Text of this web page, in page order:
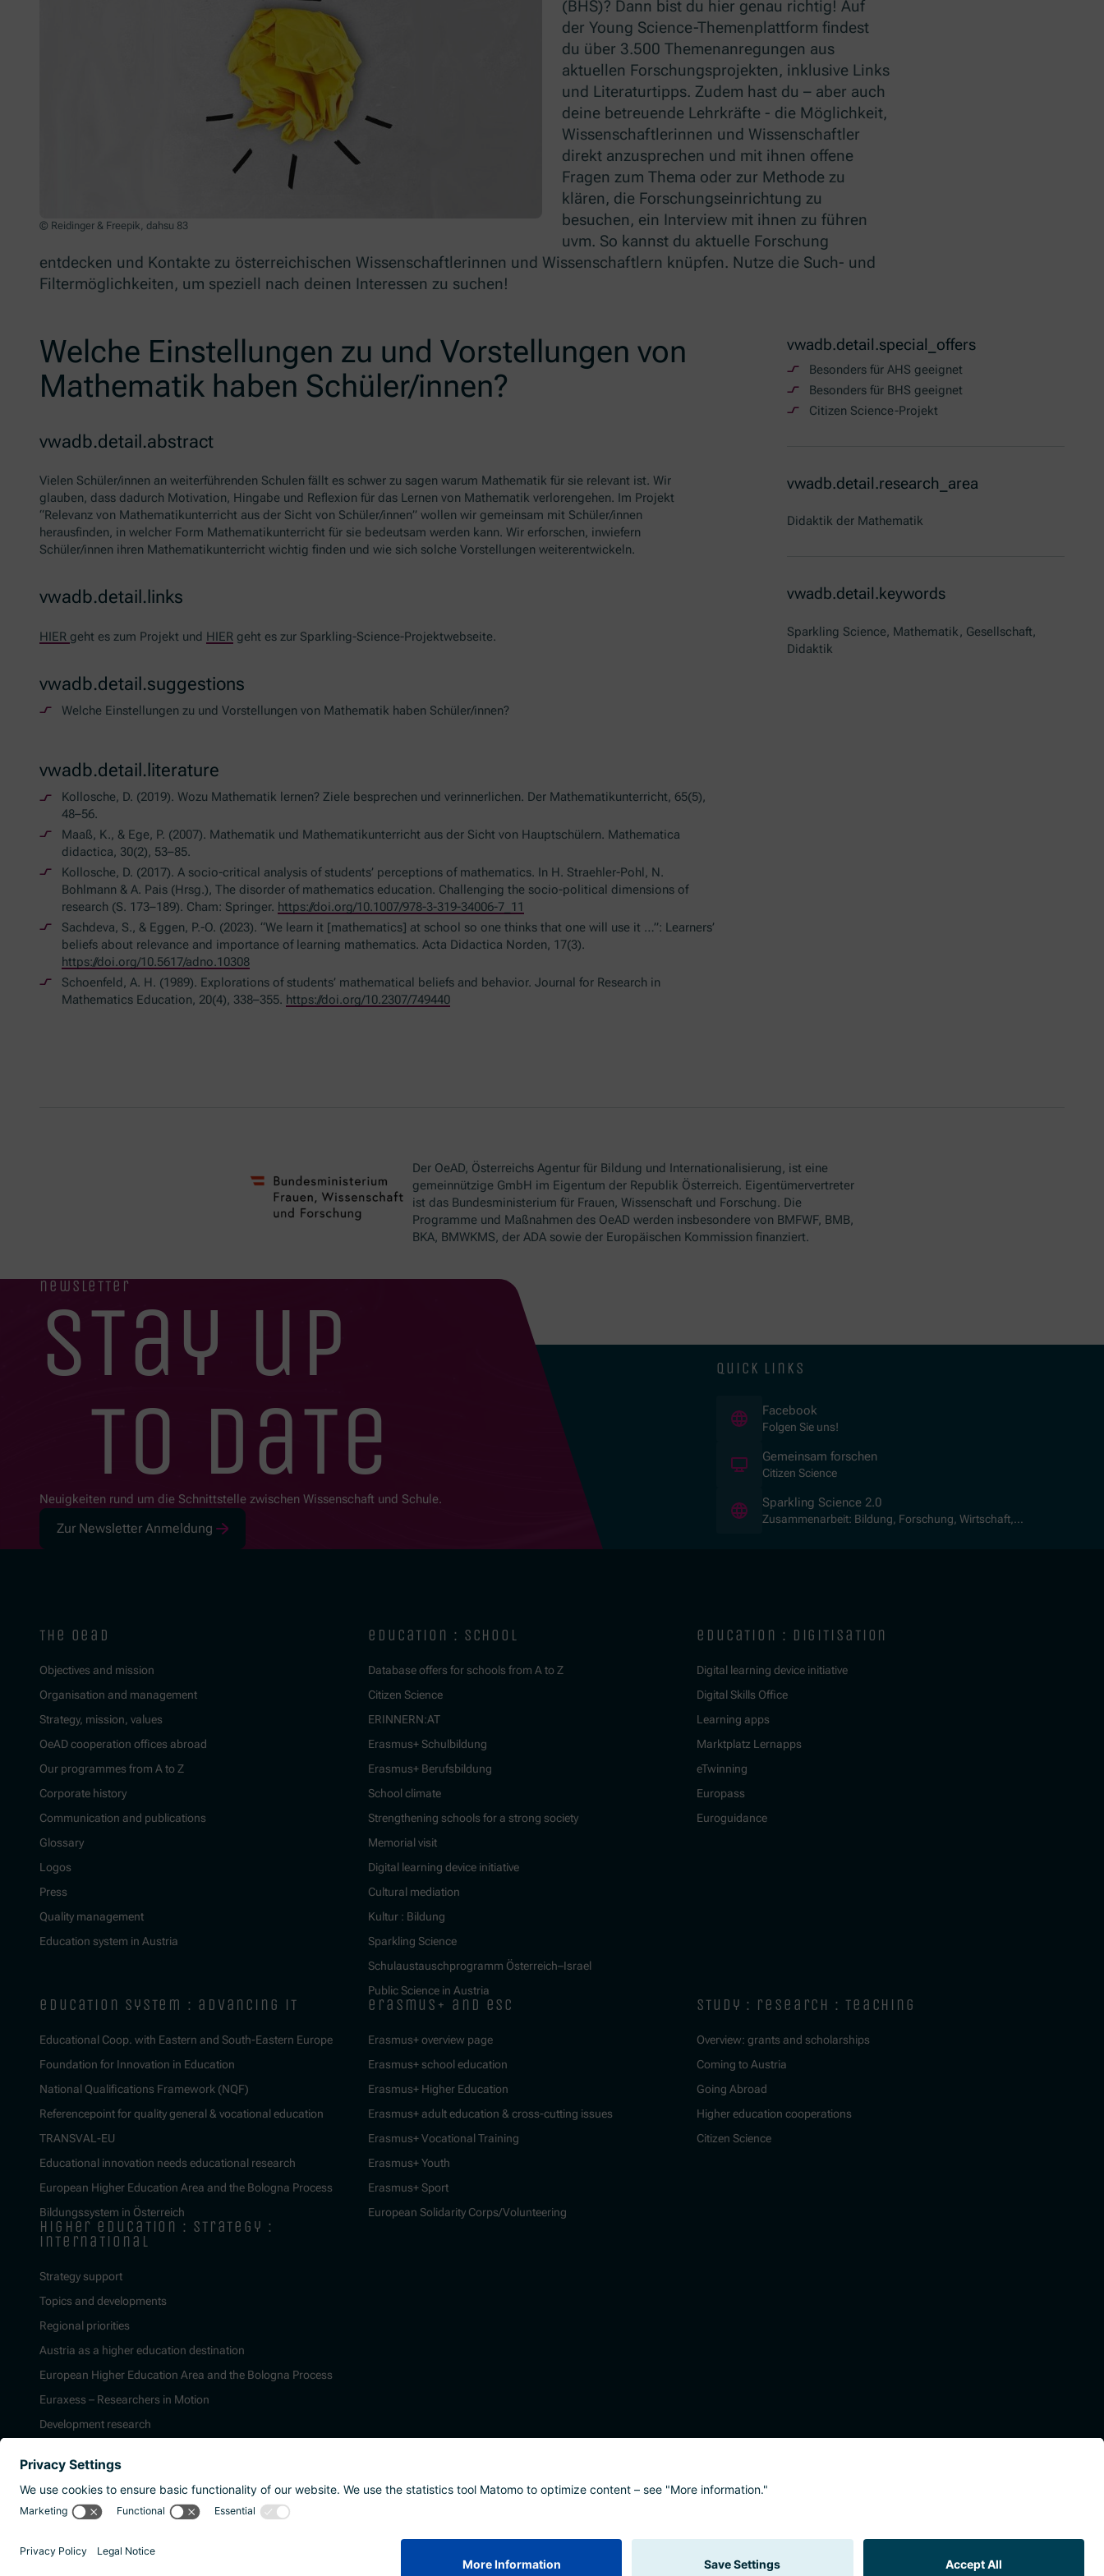
© Reidinger & Freepik, dahsu 83
(BHS)? Dann bist du hier genau richtig! Auf
der Young Science-Themenplattform findest
du über 3.500 Themenanregungen aus
aktuellen Forschungsprojekten, inklusive Links
und Literaturtipps. Zudem hast du – aber auch
deine betreuende Lehrkräfte - die Möglichkeit,
Wissenschaftlerinnen und Wissenschaftler
direkt anzusprechen und mit ihnen offene
Fragen zum Thema oder zur Methode zu
klären, die Forschungseinrichtung zu
besuchen, ein Interview mit ihnen zu führen
uvm. So kannst du aktuelle Forschung
entdecken und Kontakte zu österreichischen Wissenschaftlerinnen und Wissenschaftlern knüpfen. Nutze die Such- und
Filtermöglichkeiten, um speziell nach deinen Interessen zu suchen!
Welche Einstellungen zu und Vorstellungen von
Mathematik haben Schüler/innen?
vwadb.detail.abstract
Vielen Schüler/innen an weiterführenden Schulen fällt es schwer zu sagen warum Mathematik für sie relevant ist. Wir
glauben, dass dadurch Motivation, Hingabe und Reflexion für das Lernen von Mathematik verlorengehen. Im Projekt
“Relevanz von Mathematikunterricht aus der Sicht von Schüler/innen” wollen wir gemeinsam mit Schüler/innen
herausfinden, in welcher Form Mathematikunterricht für sie bedeutsam werden kann. Wir erforschen, inwiefern
Schüler/innen ihren Mathematikunterricht wichtig finden und wie sich solche Vorstellungen weiterentwickeln.
vwadb.detail.links
HIER geht es zum Projekt und HIER geht es zur Sparkling-Science-Projektwebseite.
vwadb.detail.suggestions
Welche Einstellungen zu und Vorstellungen von Mathematik haben Schüler/innen?
vwadb.detail.literature
Kollosche, D. (2019). Wozu Mathematik lernen? Ziele besprechen und verinnerlichen. Der Mathematikunterricht, 65(5),
48–56.
Maaß, K., & Ege, P. (2007). Mathematik und Mathematikunterricht aus der Sicht von Hauptschülern. Mathematica
didactica, 30(2), 53–85.
Kollosche, D. (2017). A socio-critical analysis of students’ perceptions of mathematics. In H. Straehler-Pohl, N.
Bohlmann & A. Pais (Hrsg.), The disorder of mathematics education. Challenging the socio-political dimensions of
research (S. 173–189). Cham: Springer. https://doi.org/10.1007/978-3-319-34006-7_11
Sachdeva, S., & Eggen, P.-O. (2023). “We learn it [mathematics] at school so one thinks that one will use it …”: Learners’
beliefs about relevance and importance of learning mathematics. Acta Didactica Norden, 17(3).
https://doi.org/10.5617/adno.10308
Schoenfeld, A. H. (1989). Explorations of students’ mathematical beliefs and behavior. Journal for Research in
Mathematics Education, 20(4), 338–355. https://doi.org/10.2307/749440
vwadb.detail.special_offers
Besonders für AHS geeignet
Besonders für BHS geeignet
Citizen Science-Projekt
vwadb.detail.research_area
Didaktik der Mathematik
vwadb.detail.keywords
Sparkling Science, Mathematik, Gesellschaft,
Didaktik
Der OeAD, Österreichs Agentur für Bildung und Internationalisierung, ist eine
gemeinnützige GmbH im Eigentum der Republik Österreich. Eigentümervertreter
ist das Bundesministerium für Frauen, Wissenschaft und Forschung. Die
Programme und Maßnahmen des OeAD werden insbesondere von BMFWF, BMB,
BKA, BMWKMS, der ADA sowie der Europäischen Kommission finanziert.
newsletter
stay up
to date
Neuigkeiten rund um die Schnittstelle zwischen Wissenschaft und Schule.
Zur Newsletter Anmeldung
quick links
Facebook
Folgen Sie uns!
Gemeinsam forschen(Opens in new window)
Citizen Science
Sparkling Science 2.0(Opens in new window)
Zusammenarbeit: Bildung, Forschung, Wirtschaft,
the oead
Objectives and mission
Organisation and management
Strategy, mission, values
OeAD cooperation offices abroad
Our programmes from A to Z
Corporate history
Communication and publications
Glossary
Logos
Press
Quality management
Education system in Austria
education : school
Database offers for schools from A to Z
Citizen Science
ERINNERN:AT
Erasmus+ Schulbildung
Erasmus+ Berufsbildung
School climate
Strengthening schools for a strong society
Memorial visit
Digital learning device initiative
Cultural mediation
Kultur : Bildung
Sparkling Science
Schulaustauschprogramm Österreich–Israel
Public Science in Austria
education : digitisation
Digital learning device initiative
Digital Skills Office
Learning apps
Marktplatz Lernapps
eTwinning
Europass
Euroguidance
education system : advancing it
Educational Coop. with Eastern and South-Eastern Europe
Foundation for Innovation in Education
National Qualifications Framework (NQF)
Referencepoint for quality general & vocational education
TRANSVAL-EU
Educational innovation needs educational research
European Higher Education Area and the Bologna Process
Bildungssystem in Österreich
erasmus+ and esc
Erasmus+ overview page
Erasmus+ school education
Erasmus+ Higher Education
Erasmus+ adult education & cross-cutting issues
Erasmus+ Vocational Training
Erasmus+ Youth
Erasmus+ Sport
European Solidarity Corps/Volunteering
study : research : teaching
Overview: grants and scholarships
Coming to Austria
Going Abroad
Higher education cooperations
Citizen Science
higher education : strategy :
international
Strategy support
Topics and developments
Regional priorities
Austria as a higher education destination
European Higher Education Area and the Bologna Process
Euraxess – Researchers in Motion
Development research
2026 | Agentur für Bildung und Internationalisierung Datenschutz Meldestelle/Hinweisgeber